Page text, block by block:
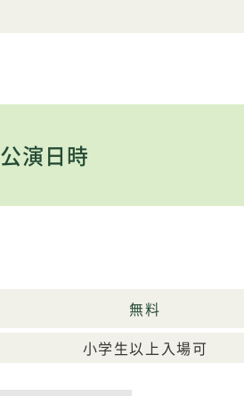
公演日時
無料
小学生以上入場可